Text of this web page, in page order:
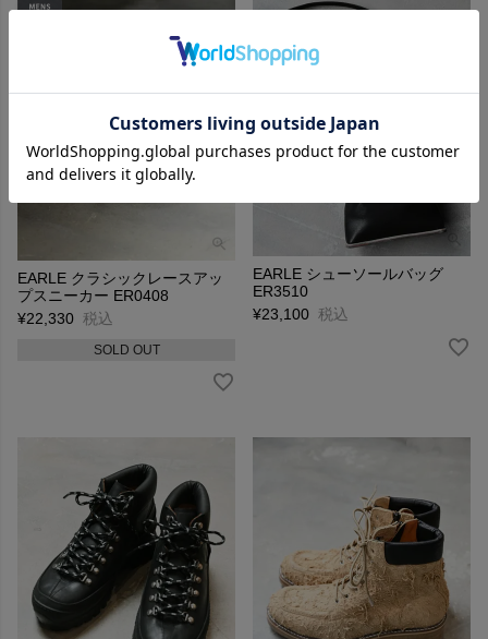
EARLE クラシックレースアッ
プスニーカー ER0408
¥22,330 税込
SOLD OUT
EARLE シューソールバッグ
ER3510
¥23,100 税込